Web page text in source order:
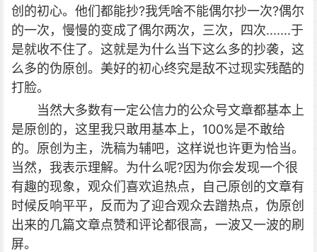
创的初心。他们都能抄?我凭啥不能偶尔抄一次?偶尔
的一次，慢慢的变成了偶尔两次，三次，四次.......于
是就收不住了。这就是为什么当下这么多的抄袭，这
么多的伪原创。美好的初心终究是敌不过现实残酷的
打脸。
当然大多数有一定公信力的公众号文章都基本上
是原创的，这里我只敢用基本上，100%是不敢给
的。原创为主，洗稿为辅吧，这样说也许更为恰当。
当然，我表示理解。为什么呢?因为你会发现一个很
有趣的现象，观众们喜欢追热点，自己原创的文章有
时候反响平平，反而为了迎合观众去蹭热点，伪原创
出来的几篇文章点赞和评论都很高，一波又一波的刷
屏。